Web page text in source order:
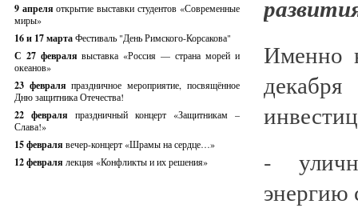
9 апреляоткрытие выставки студентов «Современные
миры»
16 и 17 мартаФестиваль "День Римского-Корсакова"
С 27 февралявыставка «Россия — страна морей и
океанов»
23 февраляпраздничное мероприятие, посвящённое
Дню защитника Отечества!
22 февраля праздничный концерт «Защитникам –
Слава!»
15 февраля вечер-концерт «Шрамы на сердце…»
12 февраля лекция «Конфликты и их решения»
Именно
-
энергию